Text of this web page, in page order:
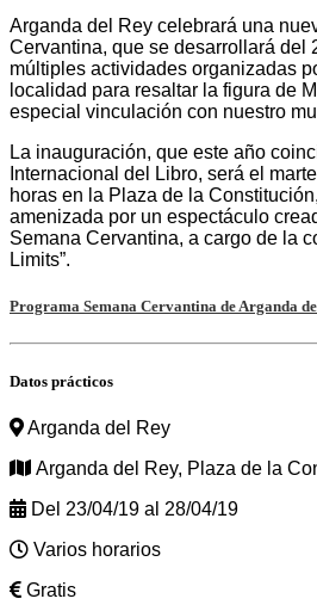
Arganda del Rey celebrará una
Cervantina, que se desarrollará del
múltiples actividades organizadas
localidad para resaltar la figura de
especial vinculación con nuestro
La inauguración, que este año
Internacional del Libro, será el
horas en la Plaza de la
amenizada por un espectáculo
Semana Cervantina, a cargo de la
Limits”.
Programa Semana Cervantina de Arganda
Datos prácticos
Arganda del Rey
Arganda del Rey, Plaza de la
Del 23/04/19 al 28/04/19
Varios horarios
Gratis